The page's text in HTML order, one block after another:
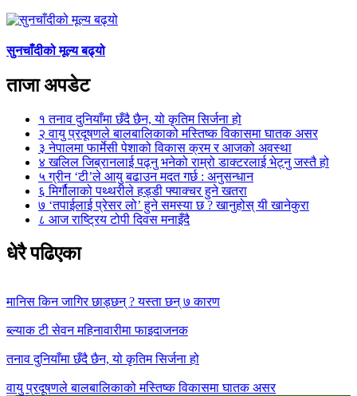
सुनचाँदीको मूल्य बढ्यो
ताजा अपडेट
१ तनाव दुनियाँमा छँदै छैन, यो कृतिम सिर्जना हो
२ वायु प्रदूषणले बालबालिकाको मस्तिष्क विकासमा घातक असर
३ नेपालमा फार्मेसी पेशाको विकास क्रम र आजको अवस्था
४ खलिल जिब्रानलाई पढ्नु भनेको राम्रो डाक्टरलाई भेट्नु जस्तै हो
५ग्रीन ‘टी’ले आयु बढाउन मदत गर्छ : अनुसन्धान
६ मिर्गौलाको पथ्थरीले हड्डी फ्याक्चर हुने खतरा
७ ‘तपाईलाई प्रेसर लो’ हुने समस्या छ ? खानुहोस् यी खानेकुरा
८ आज राष्ट्रिय टोपी दिवस मनाइँदै
धेरै पढिएका
मानिस किन जागिर छाड्छन् ? यस्ता छन् ७ कारण
ब्ल्याक टी सेवन महिनावारीमा फाइदाजनक
तनाव दुनियाँमा छँदै छैन, यो कृतिम सिर्जना हो
वायु प्रदूषणले बालबालिकाको मस्तिष्क विकासमा घातक असर